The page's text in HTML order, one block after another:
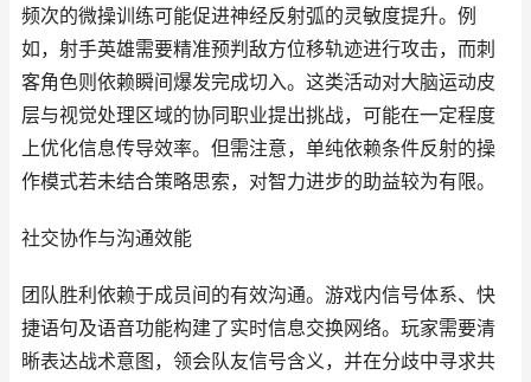
频次的微操训练可能促进神经反射弧的灵敏度提升。例
如，射手英雄需要精准预判敌方位移轨迹进行攻击，而刺
客角色则依赖瞬间爆发完成切入。这类活动对大脑运动皮
层与视觉处理区域的协同职业提出挑战，可能在一定程度
上优化信息传导效率。但需注意，单纯依赖条件反射的操
作模式若未结合策略思索，对智力进步的助益较为有限。
社交协作与沟通效能
团队胜利依赖于成员间的有效沟通。游戏内信号体系、快
捷语句及语音功能构建了实时信息交换网络。玩家需要清
晰表达战术意图，领会队友信号含义，并在分歧中寻求共